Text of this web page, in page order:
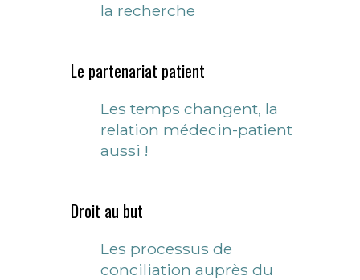
la recherche
Le partenariat patient
Les temps changent, la
relation médecin-patient
aussi !
Droit au but
Les processus de
conciliation auprès du